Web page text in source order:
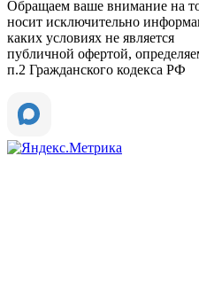
Обращаем ваше внимание на
носит исключительно
каких условиях не является
публичной офертой,
п.2 Гражданского кодекса РФ